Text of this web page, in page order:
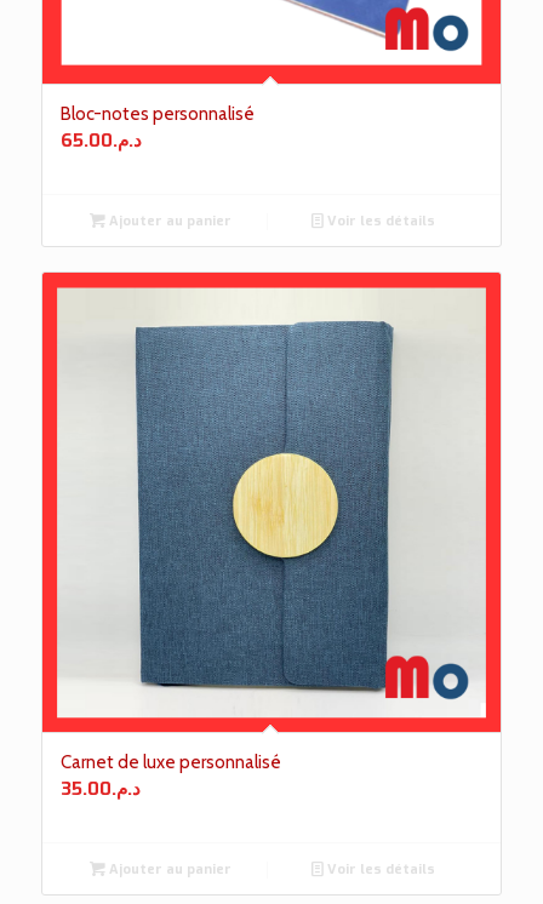
Bloc-notes personnalisé
د.م.65.00
Ajouter au panier Voir les détails
Carnet de luxe personnalisé
د.م.35.00
Ajouter au panier Voir les détails